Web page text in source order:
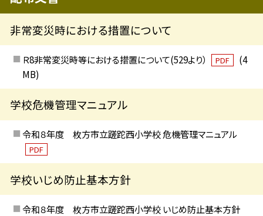
非常変災時における措置について
Ｒ8非常変災時等における措置について(529より） PDF
(4
MB)
学校危機管理マニュアル
令和８年度 枚方市立蹉跎西小学校 危機管理マニュアル
PDF
学校いじめ防止基本方針
令和８年度 枚方市立蹉跎西小学校 いじめ防止基本方針